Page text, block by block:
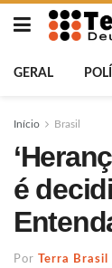
GERAL
Início Brasil
é
Por Terra Brasil